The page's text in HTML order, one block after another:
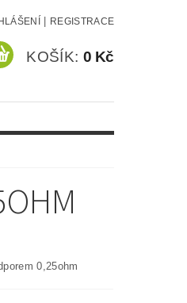
REGISTRACE
KOŠÍK: 0 Kč
0,25ohm